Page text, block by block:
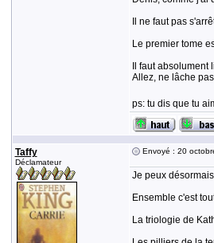
Il ne faut pas
Le premier tome
Il faut absolument
Allez, ne lâche
ps: tu dis que tu
Taffy
Déclamateur
Envoyé : 20
Je peux
Ensemble c'est
La triologie de